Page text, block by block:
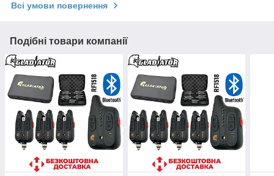
Всі умови повернення
Подібні товари компанії